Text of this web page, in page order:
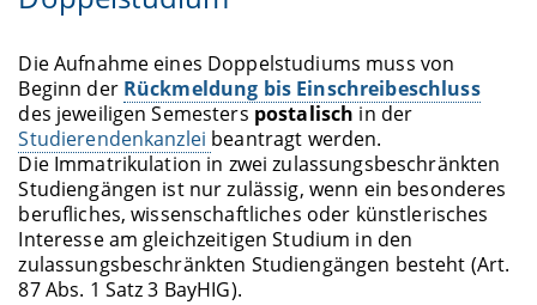
Die Aufnahme eines Doppelstudiums muss von
Beginn der Rückmeldung bis Einschreibeschluss
des jeweiligen Semesters postalisch in der
Studierendenkanzlei beantragt werden.
Die Immatrikulation in zwei zulassungsbeschränkten
Studiengängen ist nur zulässig, wenn ein besonderes
berufliches, wissenschaftliches oder künstlerisches
Interesse am gleichzeitigen Studium in den
zulassungsbeschränkten Studiengängen besteht (Art.
87 Abs. 1 Satz 3 BayHIG).